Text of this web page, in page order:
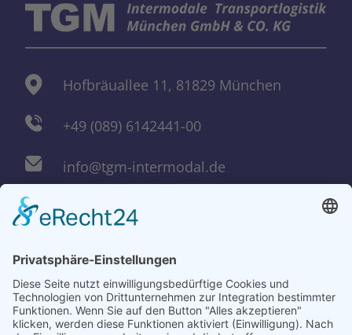
Hofbräuallee 11, 81829 München
+49 (089) 6142441-00
info@tgm-intermodal.de
Kobelweg 10, 86156 Augsburg
+49 (0821) 448059-01
augsburg@tgm-intermodal.de